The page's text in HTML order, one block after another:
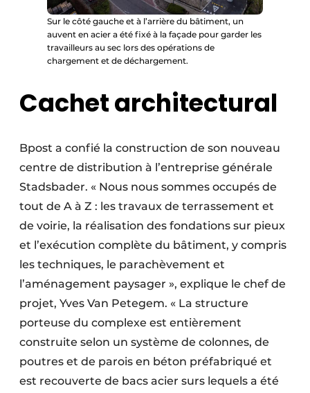
Sur le côté gauche et à l’arrière du bâtiment, un
auvent en acier a été fixé à la façade pour garder les
travailleurs au sec lors des opérations de
chargement et de déchargement.
Cachet architectural
Bpost a confié la construction de son nouveau
centre de distribution à l’entreprise générale
Stadsbader. « Nous nous sommes occupés de
tout de A à Z : les travaux de terrassement et
de voirie, la réalisation des fondations sur pieux
et l’exécution complète du bâtiment, y compris
les techniques, le parachèvement et
l’aménagement paysager », explique le chef de
projet, Yves Van Petegem. « La structure
porteuse du complexe est entièrement
construite selon un système de colonnes, de
poutres et de parois en béton préfabriqué et
est recouverte de bacs acier surs lequels a été